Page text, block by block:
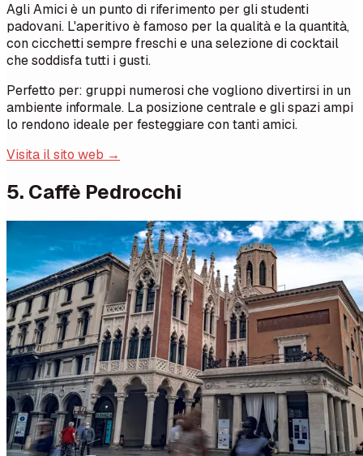
Agli Amici è un punto di riferimento per gli studenti
padovani. L'aperitivo è famoso per la qualità e la quantità,
con cicchetti sempre freschi e una selezione di cocktail
che soddisfa tutti i gusti.
Perfetto per: gruppi numerosi che vogliono divertirsi in un
ambiente informale. La posizione centrale e gli spazi ampi
lo rendono ideale per festeggiare con tanti amici.
Visita il sito web →
5. Caffè Pedrocchi